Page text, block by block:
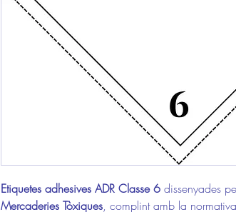
Etiquetes adhesives ADR Classe 6 dissenyades
Mercaderies Tòxiques, complint amb la